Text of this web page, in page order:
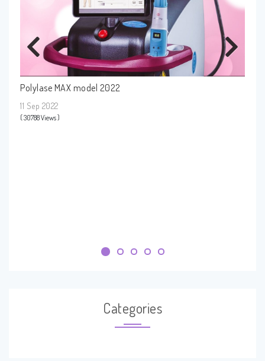
Polylase MAX model 2022
11 Sep 2022
( 30788 Views )
Previous Next
Categories